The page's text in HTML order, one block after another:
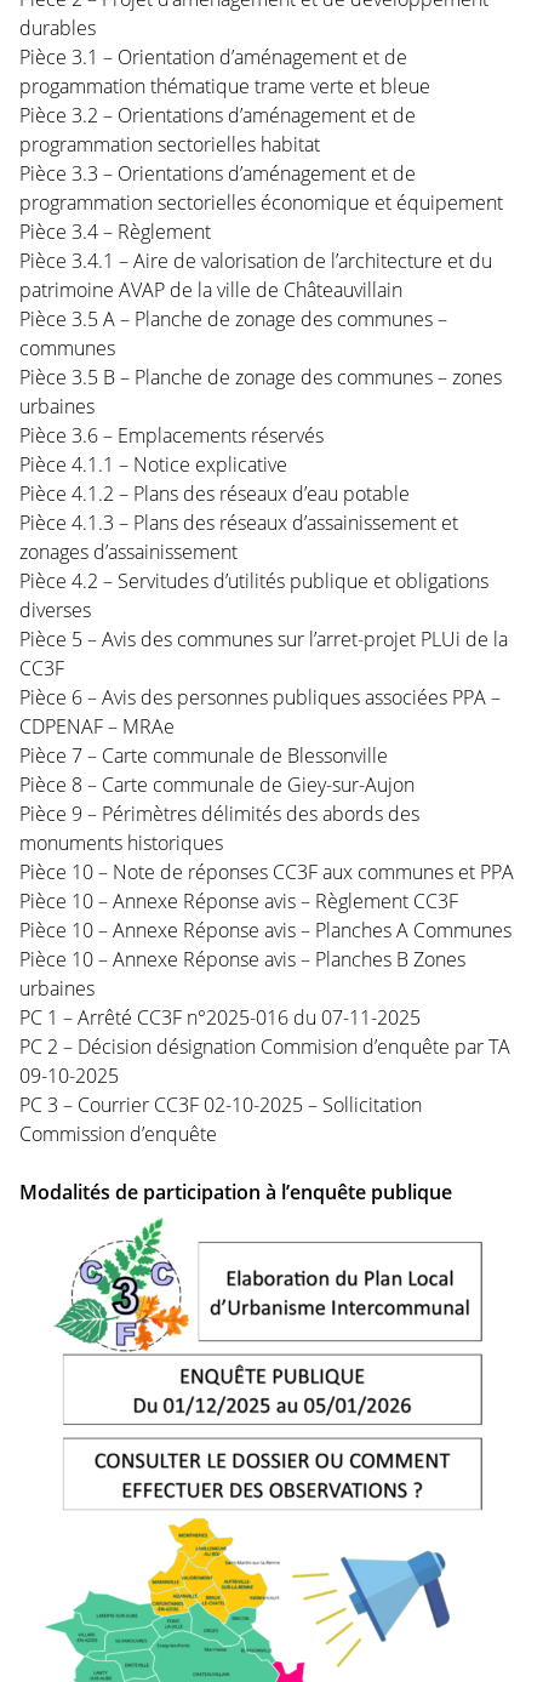
durables
Pièce 3.1 – Orientation d’aménagement et de
progammation thématique trame verte et bleue
Pièce 3.2 – Orientations d’aménagement et de
programmation sectorielles habitat
Pièce 3.3 – Orientations d’aménagement et de
programmation sectorielles économique et équipement
Pièce 3.4 – Règlement
Pièce 3.4.1 – Aire de valorisation de l’architecture et du
patrimoine AVAP de la ville de Châteauvillain
Pièce 3.5 A – Planche de zonage des communes –
communes
Pièce 3.5 B – Planche de zonage des communes – zones
urbaines
Pièce 3.6 – Emplacements réservés
Pièce 4.1.1 – Notice explicative
Pièce 4.1.2 – Plans des réseaux d’eau potable
Pièce 4.1.3 – Plans des réseaux d’assainissement et
zonages d’assainissement
Pièce 4.2 – Servitudes d’utilités publique et obligations
diverses
Pièce 5 – Avis des communes sur l’arret-projet PLUi de la
CC3F
Pièce 6 – Avis des personnes publiques associées PPA –
CDPENAF – MRAe
Pièce 7 – Carte communale de Blessonville
Pièce 8 – Carte communale de Giey-sur-Aujon
Pièce 9 – Périmètres délimités des abords des
monuments historiques
Pièce 10 – Note de réponses CC3F aux communes et PPA
Pièce 10 – Annexe Réponse avis – Règlement CC3F
Pièce 10 – Annexe Réponse avis – Planches A Communes
Pièce 10 – Annexe Réponse avis – Planches B Zones
urbaines
PC 1 – Arrêté CC3F n°2025-016 du 07-11-2025
PC 2 – Décision désignation Commision d’enquête par TA
09-10-2025
PC 3 – Courrier CC3F 02-10-2025 – Sollicitation
Commission d’enquête
Modalités de participation à l’enquête publique